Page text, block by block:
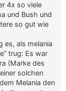
4x so viele
und Bush und
so gut wie
es, als melania
trug: Es war
(Marke des
solchen
Melania den